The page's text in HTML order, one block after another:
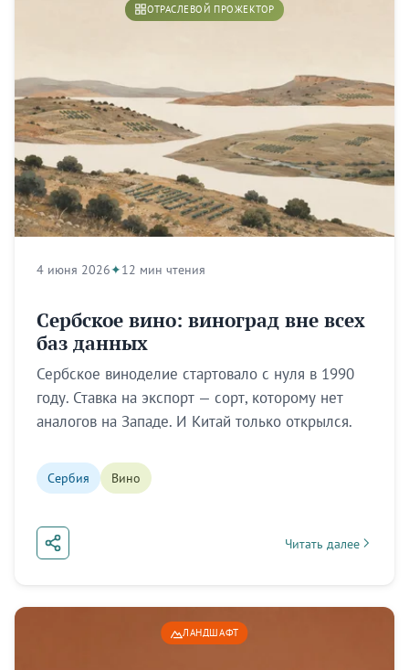
ОТРАСЛЕВОЙ ПРОЖЕКТОР
4 июня 2026 12 мин чтения
Сербское вино: виноград вне всех
баз данных
Сербское виноделие стартовало с нуля в 1990
году. Ставка на экспорт — сорт, которому нет
аналогов на Западе. И Китай только открылся.
Сербия Вино
Читать далее
about Сербское
ЛАНДШАФТ